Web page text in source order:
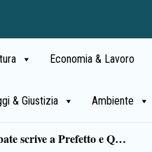
Economia & Lavoro
& Giustizia Ambiente
Sparò ai ladri durante la rapina in casa: archiviata l’inchiesta per Aurelio Valiante